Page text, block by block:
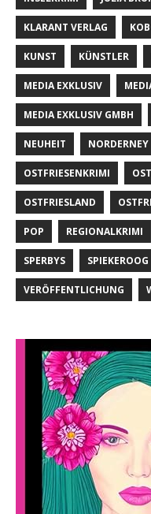
KLARANT VERLAG
KUNST KÜNSTLER
MEDIA EXKLUSIV
MEDIA EXKLUSIV GMBH
NEUHEIT NORDERNEY
OSTFRIESENKRIMI
OSTFRIESLAND
POP REGIONALKRIMI
SPERBYS SPIEKEROOG
VERÖFFENTLICHUNG